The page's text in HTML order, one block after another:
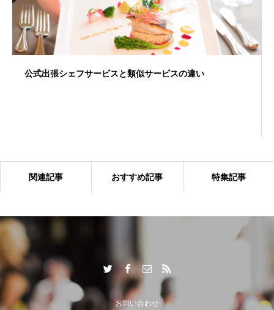
公式出張シェフサービスと類似サービスの違い
出張シェフサービスならではの付加価値とは？
関連記事 おすすめ記事 特集記事
お問い合わせ